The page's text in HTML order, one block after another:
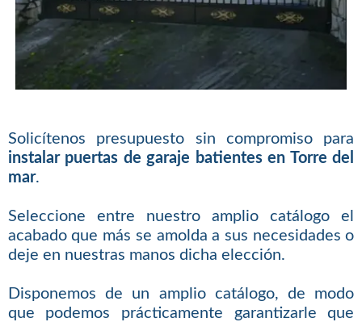
Solicítenos presupuesto sin compromiso para
instalar puertas de garaje batientes en Torre del
mar.
Seleccione entre nuestro amplio catálogo el
acabado que más se amolda a sus necesidades o
deje en nuestras manos dicha elección.
Disponemos de un amplio catálogo, de modo
que podemos prácticamente garantizarle que